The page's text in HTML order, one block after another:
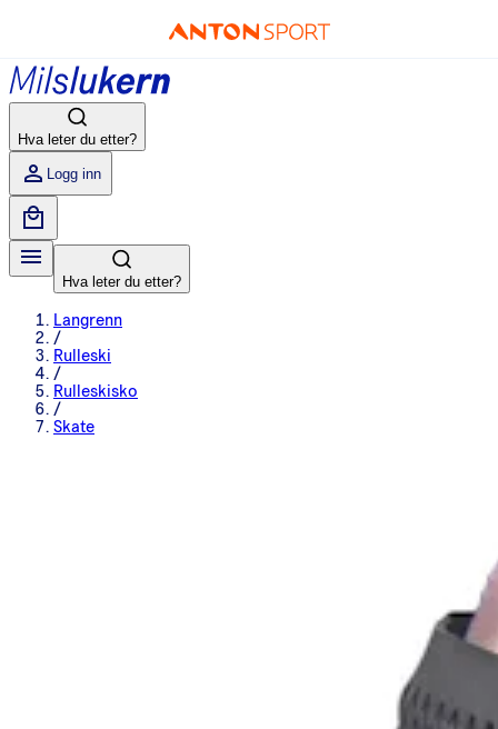
Hva leter du etter?
Logg inn
Hva leter du etter?
Langrenn
/
Rulleski
/
Rulleskisko
/
Skate